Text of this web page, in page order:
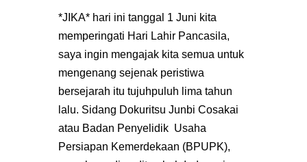
*JIKA* hari ini tanggal 1 Juni kita
memperingati Hari Lahir Pancasila,
saya ingin mengajak kita semua untuk
mengenang sejenak peristiwa
bersejarah itu tujuhpuluh lima tahun
lalu. Sidang Dokuritsu Junbi Cosakai
atau Badan Penyelidik Usaha
Persiapan Kemerdekaan (BPUPK),